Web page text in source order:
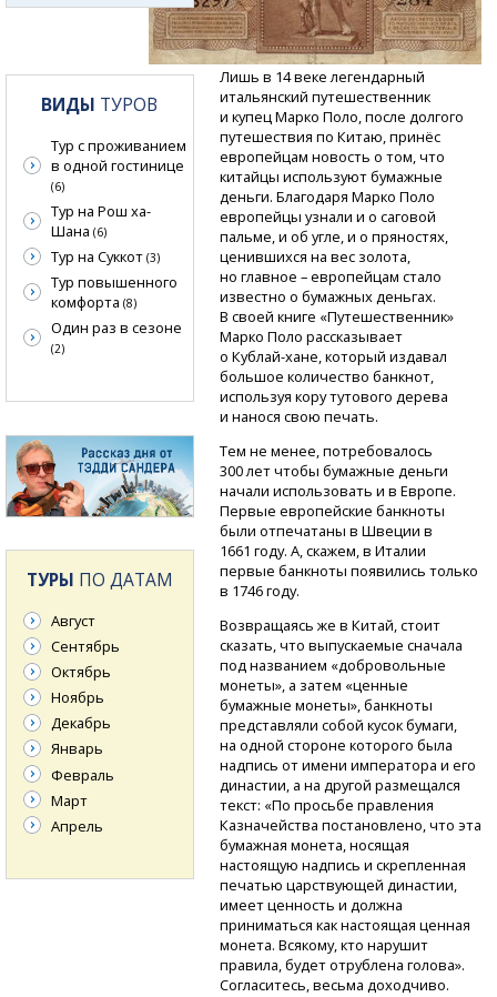
Лишь в 14 веке легендарный
итальянский путешественник
и купец Марко Поло, после долгого
путешествия по Китаю, принёс
европейцам новость о том, что
китайцы используют бумажные
деньги. Благодаря Марко Поло
европейцы узнали и о саговой
пальме, и об угле, и о пряностях,
ценившихся на вес золота,
но главное – европейцам стало
известно о бумажных деньгах.
В своей книге «Путешественник»
Марко Поло рассказывает
о Кублай-хане,который издавал
большое количество банкнот,
используя кору тутового дерева
и нанося свою печать.
Тем не менее, потребовалось
300 лет чтобы бумажные деньги
начали использовать и в Европе.
Первые европейские банкноты
были отпечатаны в Швеции в
1661 году. А, скажем, в Италии
первые банкноты появились только
в 1746 году.
Возвращаясь же в Китай, стоит
сказать, что выпускаемые сначала
под названием «добровольные
монеты», а затем «ценные
бумажные монеты», банкноты
представляли собой кусок бумаги,
на одной стороне которого была
надпись от имени императора и его
династии, а на другой размещался
текст: «По просьбе правления
Казначейства постановлено, что эта
бумажная монета, носящая
настоящую надпись и скрепленная
печатью царствующей династии,
имеет ценность и должна
приниматься как настоящая ценная
монета. Всякому, кто нарушит
правила, будет отрублена голова».
Согласитесь, весьма доходчиво.
ВИДЫ ТУРОВ
Тур с проживанием
в одной гостинице
(6)
Тур на Рош ха-
Шана (6)
Тур на Суккот (3)
Тур повышенного
комфорта (8)
Один раз в сезоне
(2)
ТУРЫ ПО ДАТАМ
Август
Сентябрь
Октябрь
Ноябрь
Декабрь
Январь
Февраль
Март
Апрель